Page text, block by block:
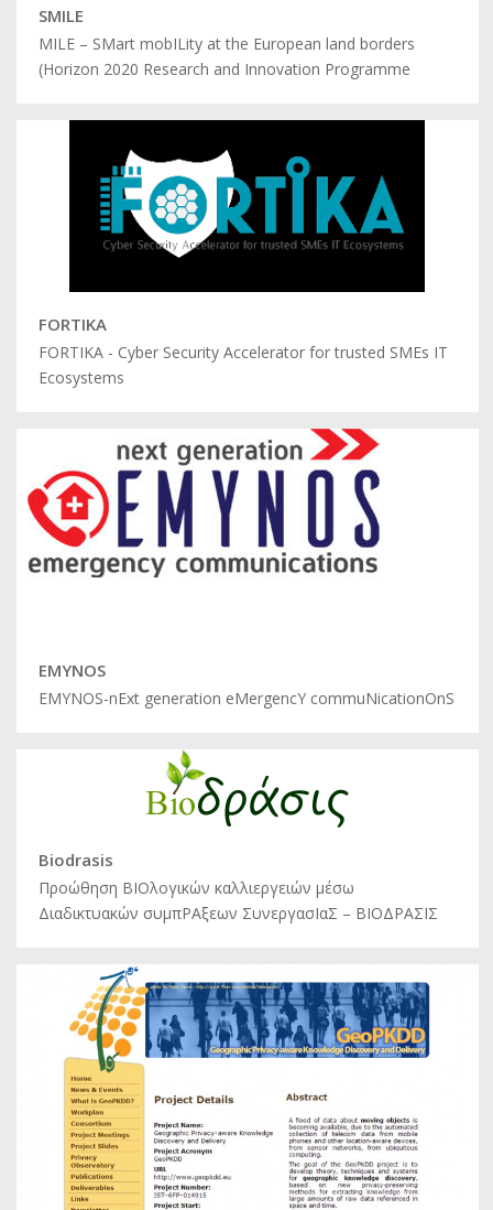
SMILE
MILE – SMart mobILity at the European land borders
(Horizon 2020 Research and Innovation Programme
FORTIKA
FORTIKA - Cyber Security Accelerator for trusted SMEs IT
Ecosystems
EMYNOS
EMYNOS-nExt generation eMergencY commuNicationOnS
Biodrasis
Προώθηση ΒΙΟλογικών καλλιεργειών μέσω
Διαδικτυακών συμπΡΑξεων ΣυνεργασΙαΣ – ΒΙΟΔΡΑΣΙΣ